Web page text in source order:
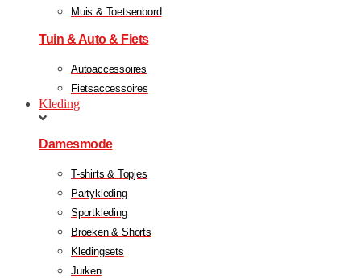
Muis & Toetsenbord
Tuin & Auto & Fiets
Autoaccessoires
Fietsaccessoires
Kleding
Damesmode
T-shirts & Topjes
Partykleding
Sportkleding
Broeken & Shorts
Kledingsets
Jurken